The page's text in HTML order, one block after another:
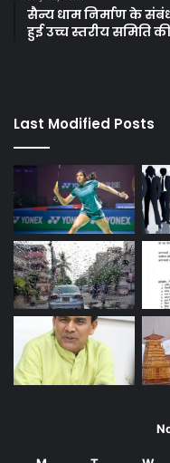
सैन्य धाम निर्माण के
हुई उच्च स्तरीय समिति
Last Modified Posts